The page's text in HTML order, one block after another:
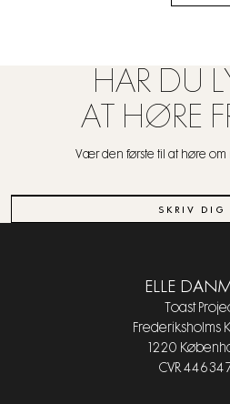
HAR DU
AT HØRE
Vær den første til at høre
SKRIV DIG
ELLE
Toast
Frederiksholms
1220
CVR